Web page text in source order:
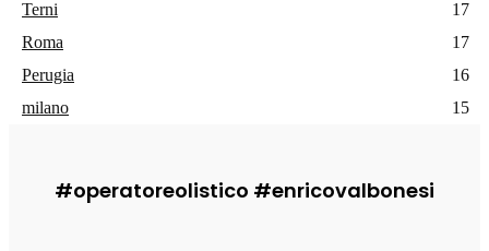
Terni
17
Roma
17
Perugia
16
milano
15
#operatoreolistico #enricovalbonesi